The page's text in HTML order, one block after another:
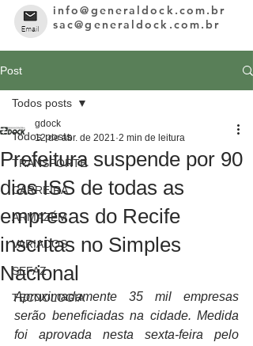
info@generaldock.com.br
sac@generaldock.com.br
Post
Todos posts
TRANSPORTE
CARREIRA
ARMAZÉM
VARIADOS
SEFAZ
TECNOLOGIA
Todos posts
Prefeitura suspende por 90
dias ISS de todas as
empresas do Recife
inscritas no Simples
Nacional
gdock
12 de abr. de 2021 2 min de leitura
Aproximadamente 35 mil empresas
serão beneficiadas na cidade. Medida
foi aprovada nesta sexta-feira pelo